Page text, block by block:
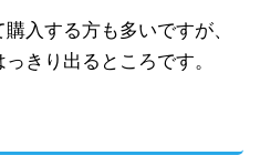
入する方も多いですが、
きり出るところです。